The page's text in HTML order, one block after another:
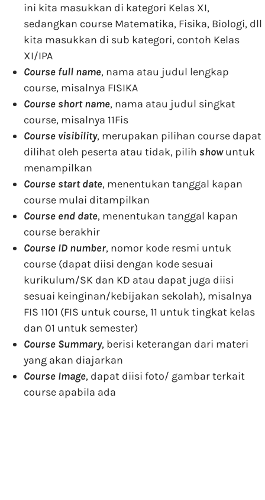
ini kita masukkan di kategori Kelas XI,
sedangkan course Matematika, Fisika, Biologi, dll
kita masukkan di sub kategori, contoh Kelas
XI/IPA
Course full name, nama atau judul lengkap
course, misalnya FISIKA
Course short name, nama atau judul singkat
course, misalnya 11Fis
Course visibility, merupakan pilihan course dapat
dilihat oleh peserta atau tidak, pilih showuntuk
menampilkan
Course start date, menentukan tanggal kapan
course mulai ditampilkan
Course end date, menentukan tanggal kapan
course berakhir
Course ID number, nomor kode resmi untuk
course (dapat diisi dengan kode sesuai
kurikulum/SK dan KD atau dapat juga diisi
sesuai keinginan/kebijakan sekolah), misalnya
FIS 1101 (FIS untuk course, 11 untuk tingkat kelas
dan 01 untuk semester)
Course Summary, berisi keterangan dari materi
yang akan diajarkan
Course Image, dapat diisi foto/ gambar terkait
course apabila ada